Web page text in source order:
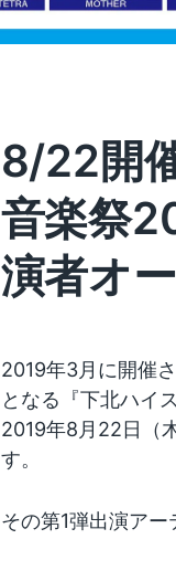
8/22開
音楽祭
演者オ
2019年3月に開催
となる『下北ハイ
2019年8月22日（
す。
その第1弾出演アー